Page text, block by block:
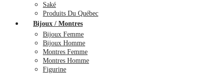
Saké
Produits Du Québec
Bijoux / Montres
Bijoux Femme
Bijoux Homme
Montres Femme
Montres Homme
Figurine